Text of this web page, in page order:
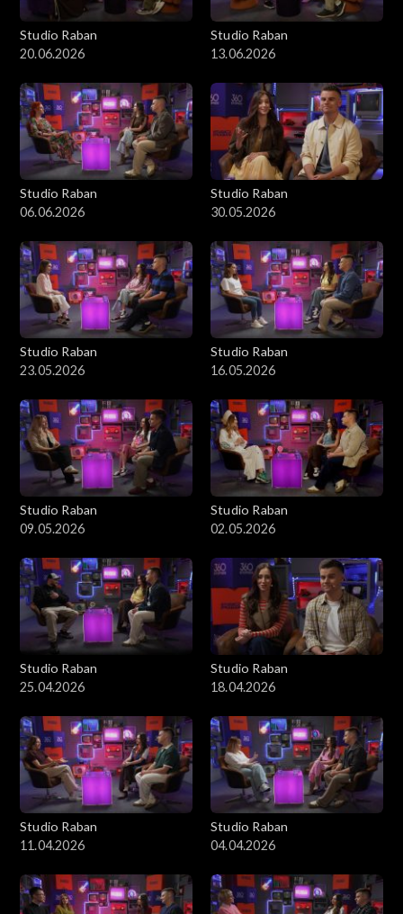
Studio Raban
20.06.2026
Studio Raban
13.06.2026
Studio Raban
06.06.2026
Studio Raban
30.05.2026
Studio Raban
23.05.2026
Studio Raban
16.05.2026
Studio Raban
09.05.2026
Studio Raban
02.05.2026
Studio Raban
25.04.2026
Studio Raban
18.04.2026
Studio Raban
11.04.2026
Studio Raban
04.04.2026